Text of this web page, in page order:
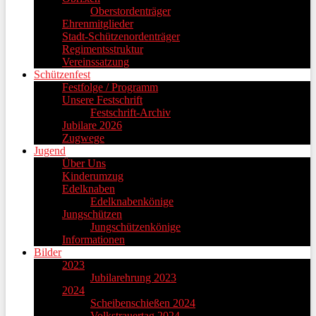
Oberstordenträger
Ehrenmitglieder
Stadt-Schützenordenträger
Regimentsstruktur
Vereinssatzung
Schützenfest
Festfolge / Programm
Unsere Festschrift
Festschrift-Archiv
Jubilare 2026
Zugwege
Jugend
Über Uns
Kinderumzug
Edelknaben
Edelknabenkönige
Jungschützen
Jungschützenkönige
Informationen
Bilder
2023
Jubilarehrung 2023
2024
Scheibenschießen 2024